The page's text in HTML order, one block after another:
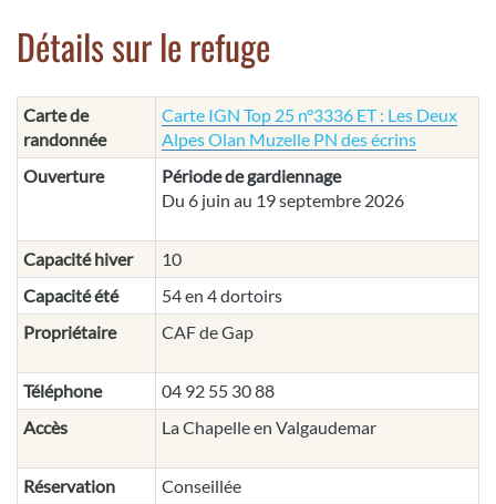
Détails sur le refuge
Carte de
randonnée
Carte IGN Top 25 n°3336 ET : Les Deux
Alpes Olan Muzelle PN des écrins
Ouverture
Période de gardiennage
Du 6 juin au 19 septembre 2026
Capacité hiver
10
Capacité été
54 en 4 dortoirs
Propriétaire
CAF de Gap
Téléphone
04 92 55 30 88
Accès
La Chapelle en Valgaudemar
Réservation
Conseillée